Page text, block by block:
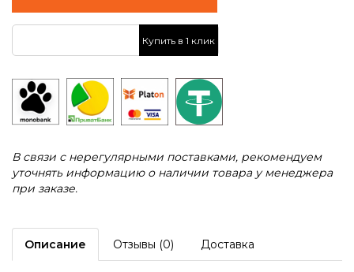
Купить в 1 клик
В связи с нерегулярными поставками, рекомендуем
уточнять информацию о наличии товара у менеджера
при заказе.
Описание Отзывы (0) Доставка